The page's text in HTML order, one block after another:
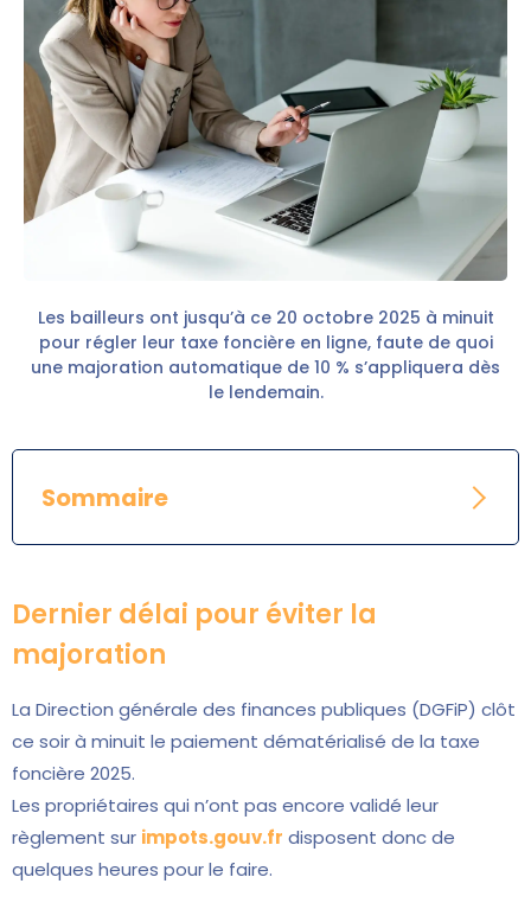
Les bailleurs ont jusqu’à ce 20 octobre 2025 à minuit
pour régler leur taxe foncière en ligne, faute de quoi
une majoration automatique de 10 % s’appliquera dès
le lendemain.
Sommaire
Dernier délai pour éviter la
majoration
La Direction générale des finances publiques (DGFiP) clôt
ce soir à minuit le paiement dématérialisé de la taxe
foncière 2025.
Les propriétaires qui n’ont pas encore validé leur
règlement sur impots.gouv.fr disposent donc de
quelques heures pour le faire.